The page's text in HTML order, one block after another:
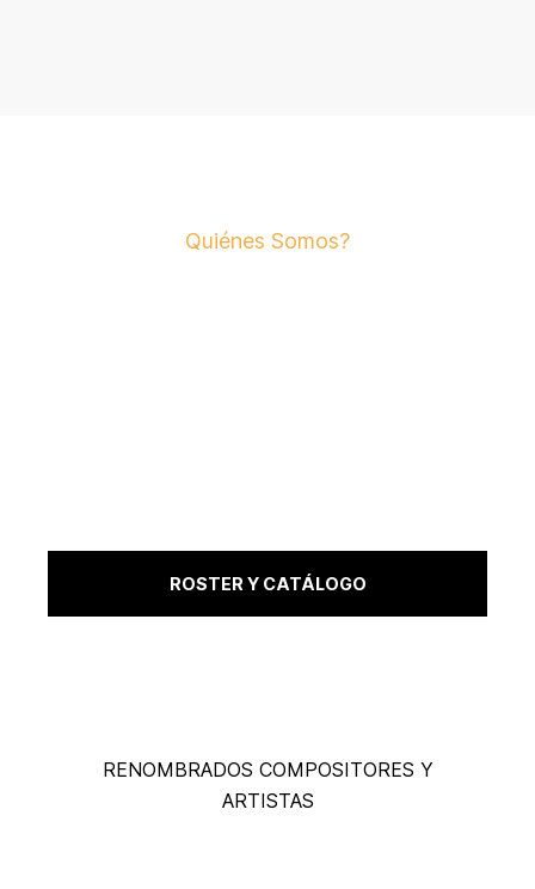
Quiénes Somos?
ROSTER Y CATÁLOGO
RENOMBRADOS COMPOSITORES Y
ARTISTAS